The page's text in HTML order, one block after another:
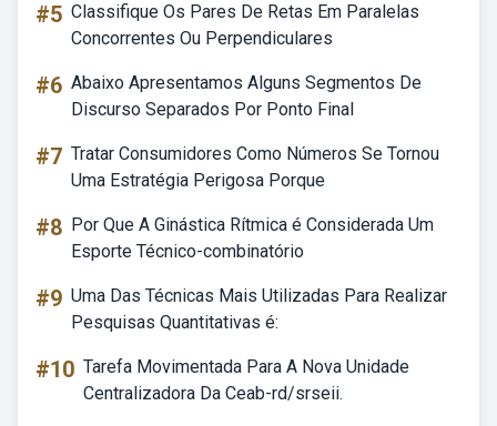
#5 Classifique Os Pares De Retas Em Paralelas
Concorrentes Ou Perpendiculares
#6 Abaixo Apresentamos Alguns Segmentos De
Discurso Separados Por Ponto Final
#7 Tratar Consumidores Como Números Se Tornou
Uma Estratégia Perigosa Porque
#8 Por Que A Ginástica Rítmica é Considerada Um
Esporte Técnico-combinatório
#9 Uma Das Técnicas Mais Utilizadas Para Realizar
Pesquisas Quantitativas é:
#10 Tarefa Movimentada Para A Nova Unidade
Centralizadora Da Ceab-rd/srseii.